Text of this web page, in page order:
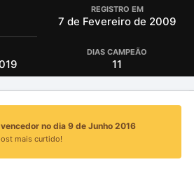
REGISTRO EM
7 de Fevereiro de 2009
DIAS CAMPEÃO
11
no dia 9 de Junho 2016
mais curtido!